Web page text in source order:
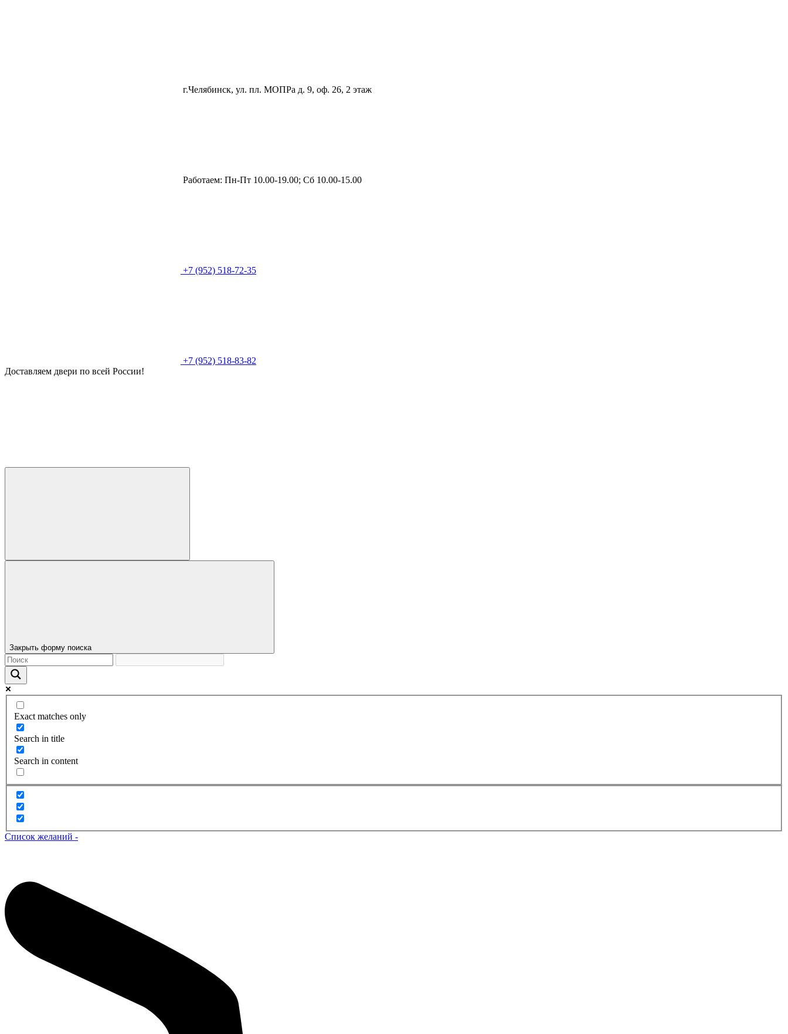
г.Челябинск, ул. пл. МОПРа д. 9, оф. 26, 2 этаж
Работаем: Пн-Пт 10.00-19.00; Сб 10.00-15.00
+7 (952) 518-72-35
+7 (952) 518-83-82
Доставляем двери по всей России!
Закрыть форму поиска
Exact matches only
Search in title
Search in content
Список желаний -